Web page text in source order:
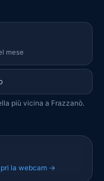
mese
più vicina a Frazzanò.
la webcam →